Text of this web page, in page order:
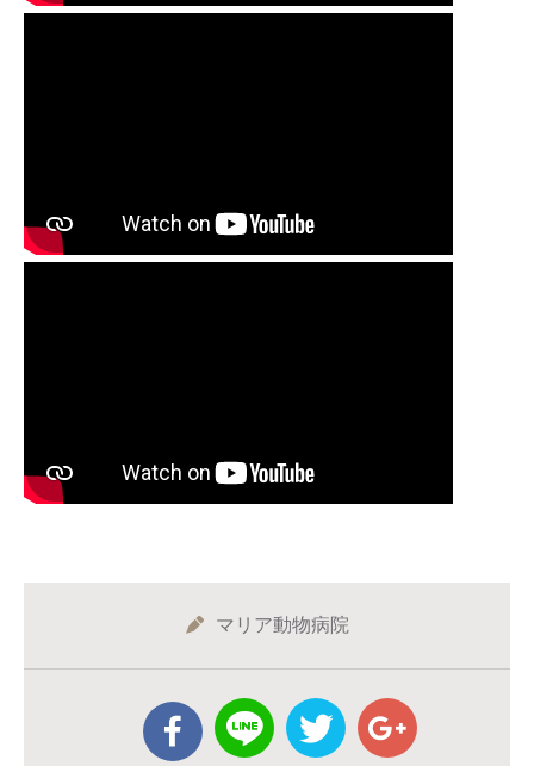
マリア動物病院